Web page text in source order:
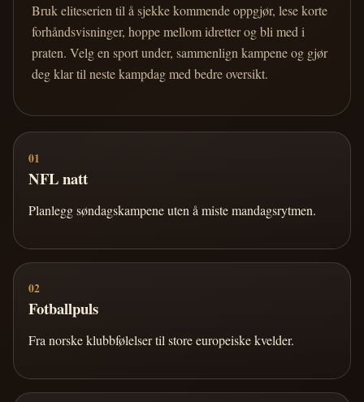
Bruk eliteserien til å sjekke kommende oppgjør, lese korte
forhåndsvisninger, hoppe mellom idretter og bli med i
praten. Velg en sport under, sammenlign kampene og gjør
deg klar til neste kampdag med bedre oversikt.
01
NFL natt
Planlegg søndagskampene uten å miste mandagsrytmen.
02
Fotballpuls
Fra norske klubbfølelser til store europeiske kvelder.